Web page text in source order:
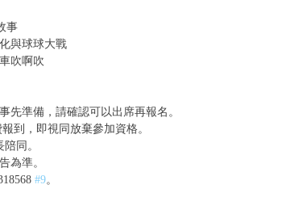
事
與球球大戰
吹啊吹
先準備，請確認可以出席再報名。
到，即視同放棄參加資格。
同。
為準。
#9。